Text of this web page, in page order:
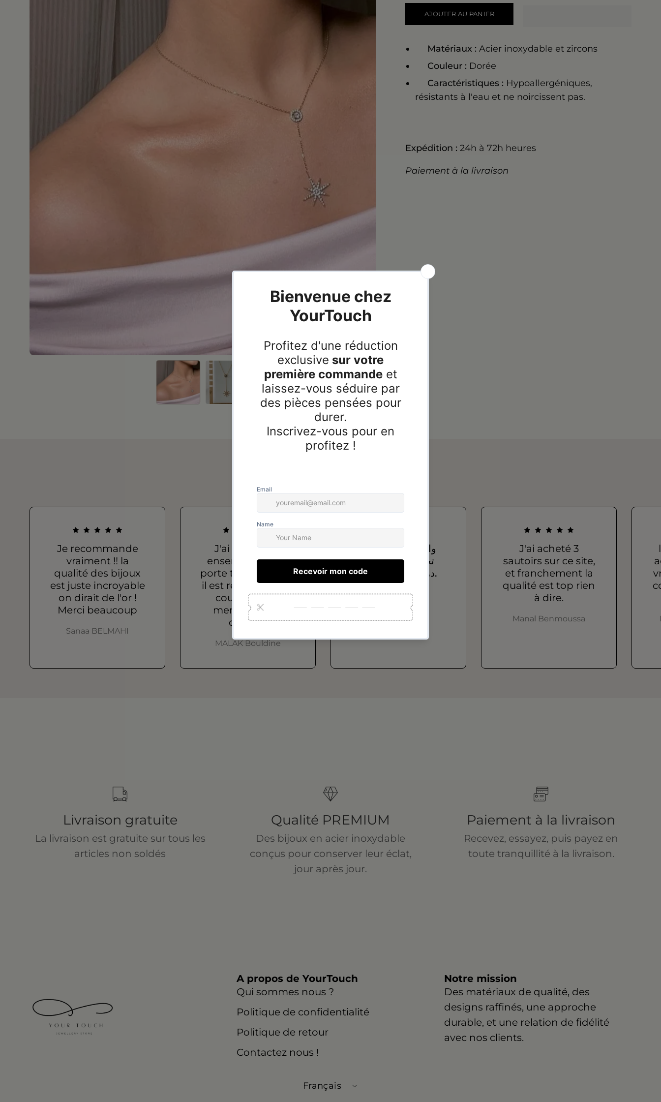
AJOUTER AU PANIER
Matériaux : Acier inoxydable et zircons
Couleur : Dorée
Caractéristiques : Hypoallergéniques,
résistants à l'eau et ne noircissent pas.
Expédition : 24h à 72h heures
Paiement à la livraison
Je recommande
vraiment !! la
qualité des bijoux
est juste incroyable
on dirait de l'or !
Merci beaucoup
Sanaa BELMAHI
J'ai acheté un
ensemble que je
porte tous les jours,
il est resté intact, la
couleur est la
meme, bonne
qualité !
MALAK Bouldine
واعرين، إلا شفتيهم
تحلفي عليهم حتى
دهب… شكراً بزاف.
J'ai acheté 3
sautoirs sur ce site,
et franchement la
qualité est top rien
à dire.
Manal Benmoussa
Livraison gratuite
La livraison est gratuite sur tous les
articles non soldés
Qualité PREMIUM
Des bijoux en acier inoxydable
conçus pour conserver leur éclat,
jour après jour.
Paiement à la livraison
Recevez, essayez, puis payez en
toute tranquillité à la livraison.
A propos de YourTouch
Qui sommes nous ?
Politique de confidentialité
Politique de retour
Contactez nous !
Notre mission
Des matériaux de qualité, des
designs raffinés, une approche
durable, et une relation de fidélité
avec nos clients.
Langue
Français